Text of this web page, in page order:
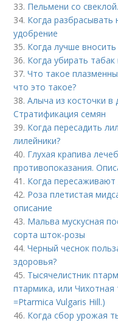
33. Пельмени со
34. Когда разбрасывать
удобрение
35. Когда лучше
36. Когда убирать
37.Что такое
что это такое?
38.Алыча из косточки в
Стратификация семян
39. Когда пересадить
лилейники?
40. Глухая крапива
противопоказания.
41. Когда
42. Роза плетистая
описание
43. Мальва мускусная
сорта шток-розы
44.Черный чеснок
здоровья?
45. Тысячелистник
птармика, или Чихотная
=Ptarmica Vulgaris Hill.)
46. Когда сбор урожая